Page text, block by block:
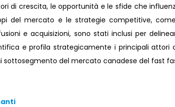
di crescita, le opportunità e le sfide che
del mercato e le strategie competitive,
e acquisizioni, sono stati inclusi per
e profila strategicamente i principali attori
sottosegmento del mercato canadese del fast